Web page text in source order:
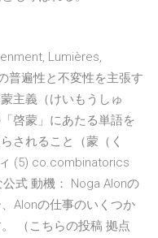
Lumières,
普遍性と不変性を主張す
主義（けいもうしゅ
啓蒙」にあたる単語を
されること（蒙（く
(5) co.combinatorics
式 動機： Noga Alonの
Alonの仕事のいくつか
（こちらの投稿 拠点